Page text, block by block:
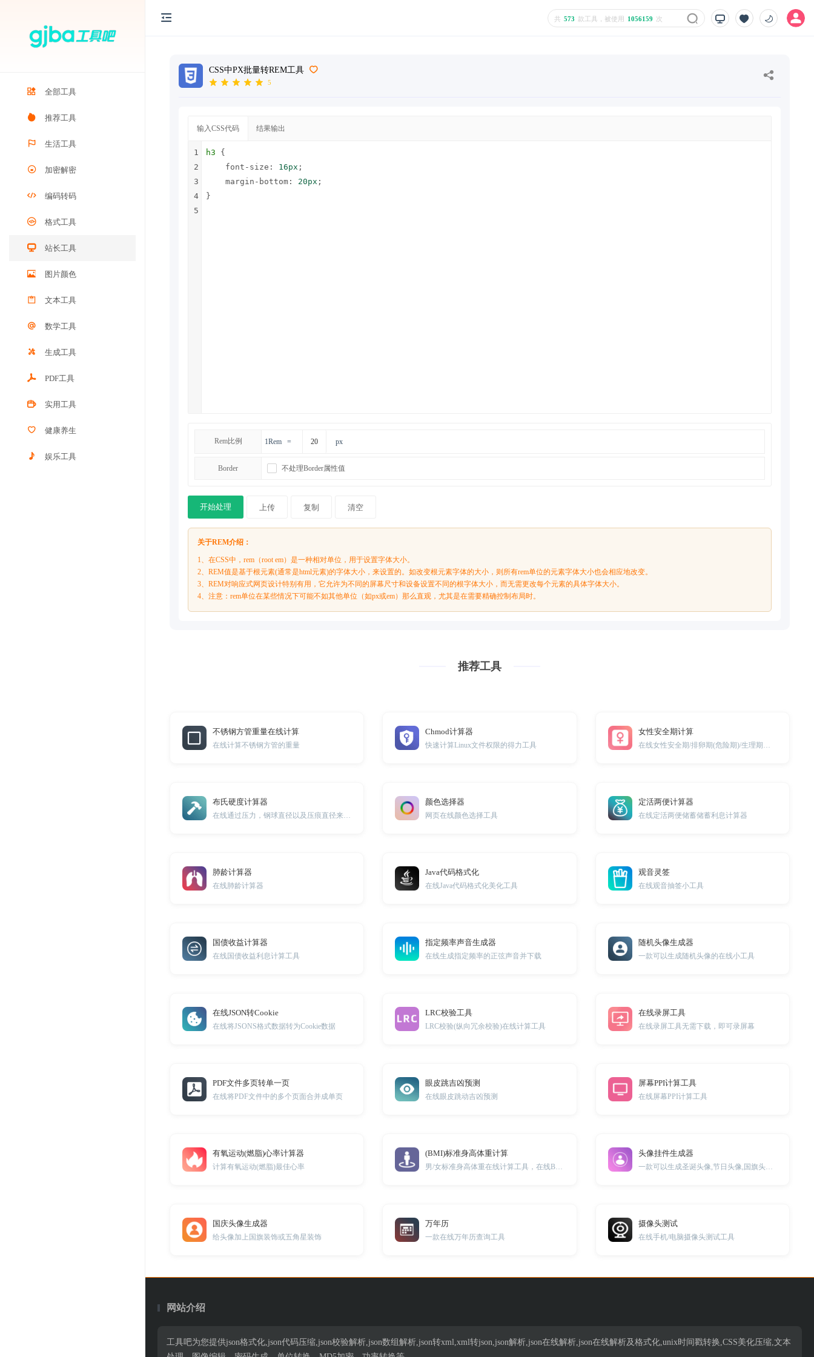
全部工具
推荐工具
生活工具
加密解密
编码转码
格式工具
站长工具
图片颜色
文本工具
数学工具
生成工具
PDF工具
实用工具
健康养生
娱乐工具
共 573 款工具，被使用 1056159 次
CSS中PX批量转REM工具
5
输入CSS代码 结果输出
1 h3 {
2
font-size : 16px ;
3
margin-bottom : 20px ;
4
}
5
Rem比例 1Rem = px
Border 不处理Border属性值
开始处理 上传 复制 清空
关于REM介绍：
1、在CSS中，rem（root em）是一种相对单位，用于设置字体大小。
2、REM值是基于根元素(通常是html元素)的字体大小，来设置的。如改变根元素字体的大小，则所有rem单位的元素字体大小也会相应地改变。
3、REM对响应式网页设计特别有用，它允许为不同的屏幕尺寸和设备设置不同的根字体大小，而无需更改每个元素的具体字体大小。
4、注意：rem单位在某些情况下可能不如其他单位（如px或em）那么直观，尤其是在需要精确控制布局时。
推荐工具
不锈钢方管重量在线计算
在线计算不锈钢方管的重量
Chmod计算器
快速计算Linux文件权限的得力工具
女性安全期计算
布氏硬度计算器 颜色选择器
网页在线颜色选择工具
定活两便计算器
在线定活两便储蓄储蓄利息计算器
肺龄计算器
在线肺龄计算器
Java代码格式化
在线Java代码格式化美化工具
观音灵签
在线观音抽签小工具
国债收益计算器
在线国债收益利息计算工具
指定频率声音生成器
在线生成指定频率的正弦声音并下载
随机头像生成器
一款可以生成随机头像的在线小工具
在线JSON转Cookie
在线将JSONS格式数据转为Cookie数据
LRC校验工具
LRC校验(纵向冗余校验)在线计算工具
在线录屏工具
在线录屏工具无需下载，即可录屏幕
PDF文件多页转单一页
在线将PDF文件中的多个页面合并成单页
眼皮跳吉凶预测
在线眼皮跳动吉凶预测
屏幕PPI计算工具
在线屏幕PPI计算工具
有氧运动(燃脂)心率计算器
计算有氧运动(燃脂)最佳心率
(BMI)标准身高体重计算 头像挂件生成器
一款可以生成圣诞头像,节日头像,国旗头像的在线小工具
国庆头像生成器
给头像加上国旗装饰或五角星装饰
万年历
一款在线万年历查询工具
摄像头测试
在线手机/电脑摄像头测试工具
网站介绍
工具吧为您提供json格式化,json代码压缩,json校验解析,json数组解析,json转xml,xml转json,json解析,json在线解析,json在线解析及格式化,unix时间戳转换,CSS美化压缩,文本